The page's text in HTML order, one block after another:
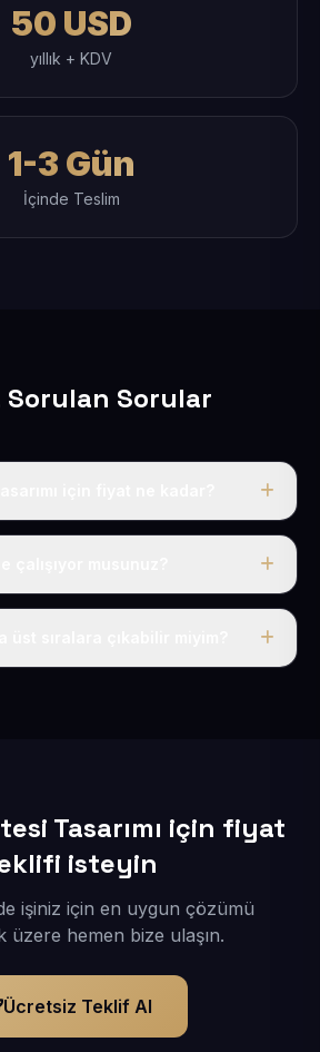
50 USD
yıllık + KDV
1-3 Gün
İçinde Teslim
Sorulan Sorular
her yerinde geçerli yıllık tek
bütün ilçelere uzaktan ve
Tasarımı için fiyat
isteyin
işiniz için en uygun çözümü
üzere hemen bize ulaşın.
Ücretsiz Teklif Al